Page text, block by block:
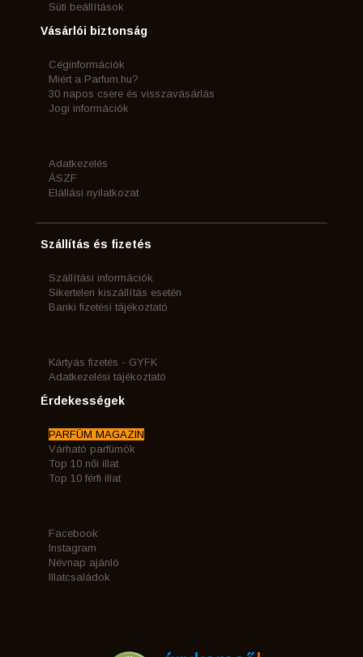
Süti beállítások
Vásárlói biztonság
Céginformációk
Miért a Parfum.hu?
30 napos csere és visszavásárlás
Jogi információk
Adatkezelés
ÁSZF
Elállási nyilatkozat
Szállítás és fizetés
Szállítási információk
Sikertelen kiszállítás esetén
Banki fizetési tájékoztató
Kártyás fizetés - GYFK
Adatkezelési tájékoztató
Érdekességek
PARFÜM MAGAZIN
Várható parfümök
Top 10 női illat
Top 10 férfi illat
Facebook
Instagram
Névnap ajánló
Illatcsaládok